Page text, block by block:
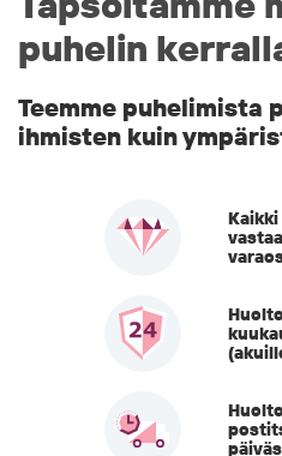
puhelin
Teemme puhelimista
ihmisten kuin